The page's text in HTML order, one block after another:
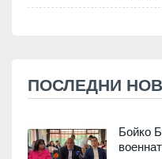
ПОСЛЕДНИ
Бойко